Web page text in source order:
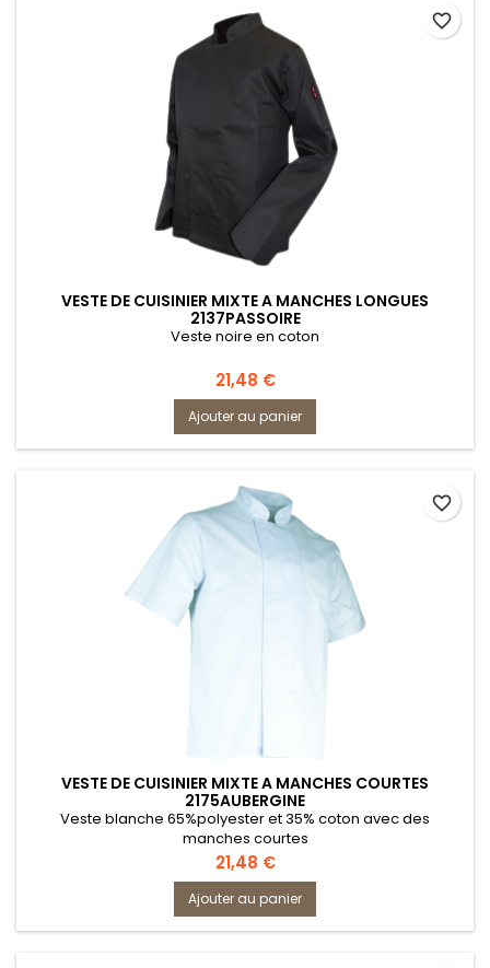
VESTE DE CUISINIER MIXTE A MANCHES LONGUES
2137PASSOIRE
Veste noire en coton
Prix
21,48 €
Ajouter au panier
favorite_border
VESTE DE CUISINIER MIXTE A MANCHES COURTES
2175AUBERGINE
Veste blanche 65%polyester et 35% coton avec des
manches courtes
Prix
21,48 €
Ajouter au panier
favorite_border